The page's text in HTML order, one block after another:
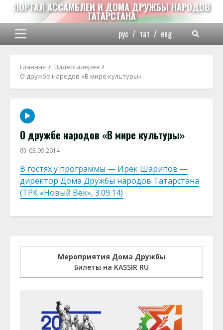
Перейти
содержимому
ПОРТАЛ АССАМБЛЕИ И ДОМА ДРУЖБЫ НАРОДОВ
ТАТАРСТАНА
Основное
рус / тат / eng
Главная
Видеогалерея
О дружбе народов «В мире культуры»
О дружбе народов «В мире культуры»
03.09.2014
В гостях у программы — Ирек Шарипов —
директор Дома Дружбы народов Татарстана
(ТРК «Новый Век», 3.09.14)
Мероприятия Дома Дружбы
Билеты на KASSIR RU